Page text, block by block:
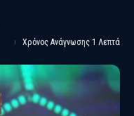
Χρόνος Ανάγνωσης 1 Λεπτά